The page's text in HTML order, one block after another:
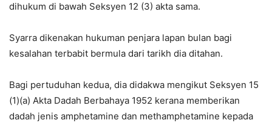
dihukum di bawah Seksyen 12 (3) akta sama.
Syarra dikenakan hukuman penjara lapan bulan bagi
kesalahan terbabit bermula dari tarikh dia ditahan.
Bagi pertuduhan kedua, dia didakwa mengikut Seksyen 15
(1)(a) Akta Dadah Berbahaya 1952 kerana memberikan
dadah jenis amphetamine dan methamphetamine kepada